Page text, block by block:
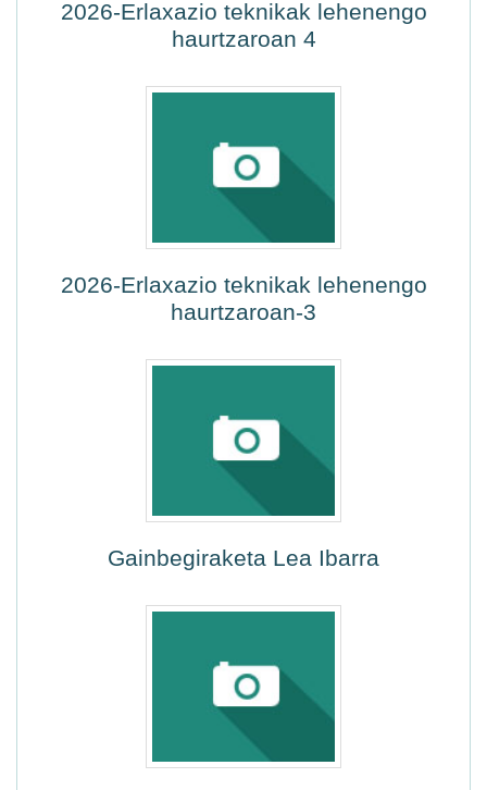
2026-Erlaxazio teknikak lehenengo
haurtzaroan 4
2026-Erlaxazio teknikak lehenengo
haurtzaroan-3
Gainbegiraketa Lea Ibarra